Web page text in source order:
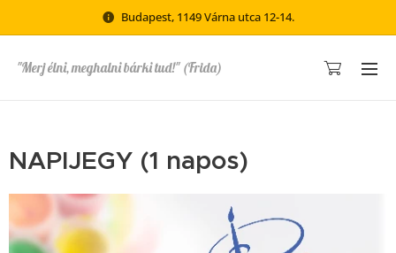
Budapest, 1149 Várna utca 12-14.
"Merj élni, meghalni bárki tud!" (Frida)
NAPIJEGY (1 napos)